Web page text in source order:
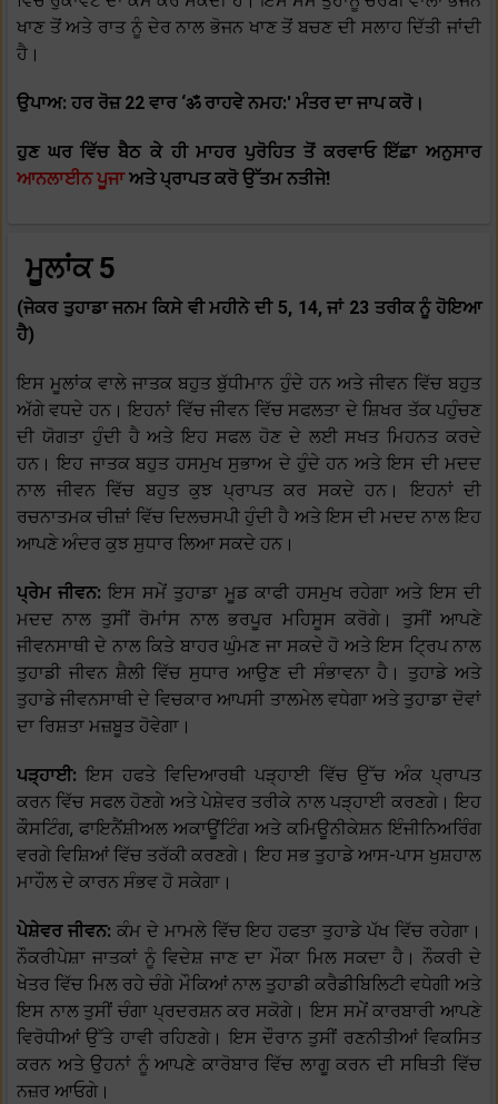
ਖਾਣ ਤੋਂ ਅਤੇ ਰਾਤ ਨੂੰ ਦੇਰ ਨਾਲ ਭੋਜਨ ਖਾਣ ਤੋਂ ਬਚਣ ਦੀ ਸਲਾਹ ਦਿੱਤੀ ਜਾਂਦੀ
ਹੈ।
ਉਪਾਅ: ਹਰ ਰੋਜ਼ 22 ਵਾਰ ‘ॐ ਰਾਹਵੇ ਨਮਹ:' ਮੰਤਰ ਦਾ ਜਾਪ ਕਰੋ।
ਹੁਣ ਘਰ ਵਿੱਚ ਬੈਠ ਕੇ ਹੀ ਮਾਹਰ ਪੁਰੋਹਿਤ ਤੋਂ ਕਰਵਾਓ ਇੱਛਾ ਅਨੁਸਾਰ
ਆਨਲਾਈਨ ਪੂਜਾਅਤੇ ਪ੍ਰਾਪਤ ਕਰੋ ਉੱਤਮ ਨਤੀਜੇ!
ਮੂਲਾਂਕ 5
(ਜੇਕਰ ਤੁਹਾਡਾ ਜਨਮ ਕਿਸੇ ਵੀ ਮਹੀਨੇ ਦੀ 5, 14, ਜਾਂ 23 ਤਰੀਕ ਨੂੰ ਹੋਇਆ
ਹੈ)
ਇਸ ਮੂਲਾਂਕ ਵਾਲੇ ਜਾਤਕ ਬਹੁਤ ਬੁੱਧੀਮਾਨ ਹੁੰਦੇ ਹਨ ਅਤੇ ਜੀਵਨ ਵਿੱਚ ਬਹੁਤ
ਅੱਗੇ ਵਧਦੇ ਹਨ। ਇਹਨਾਂ ਵਿੱਚ ਜੀਵਨ ਵਿੱਚ ਸਫਲਤਾ ਦੇ ਸ਼ਿਖਰ ਤੱਕ ਪਹੁੰਚਣ
ਦੀ ਯੋਗਤਾ ਹੁੰਦੀ ਹੈ ਅਤੇ ਇਹ ਸਫਲ ਹੋਣ ਦੇ ਲਈ ਸਖਤ ਮਿਹਨਤ ਕਰਦੇ
ਹਨ। ਇਹ ਜਾਤਕ ਬਹੁਤ ਹਸਮੁਖ ਸੁਭਾਅ ਦੇ ਹੁੰਦੇ ਹਨ ਅਤੇ ਇਸ ਦੀ ਮਦਦ
ਨਾਲ ਜੀਵਨ ਵਿੱਚ ਬਹੁਤ ਕੁਝ ਪ੍ਰਾਪਤ ਕਰ ਸਕਦੇ ਹਨ। ਇਹਨਾਂ ਦੀ
ਰਚਨਾਤਮਕ ਚੀਜ਼ਾਂ ਵਿੱਚ ਦਿਲਚਸਪੀ ਹੁੰਦੀ ਹੈ ਅਤੇ ਇਸ ਦੀ ਮਦਦ ਨਾਲ ਇਹ
ਆਪਣੇ ਅੰਦਰ ਕੁਝ ਸੁਧਾਰ ਲਿਆ ਸਕਦੇ ਹਨ।
ਪ੍ਰੇਮ ਜੀਵਨ:ਇਸ ਸਮੇਂ ਤੁਹਾਡਾ ਮੂਡ ਕਾਫੀ ਹਸਮੁਖ ਰਹੇਗਾ ਅਤੇ ਇਸ ਦੀ
ਮਦਦ ਨਾਲ ਤੁਸੀਂ ਰੋਮਾਂਸ ਨਾਲ ਭਰਪੂਰ ਮਹਿਸੂਸ ਕਰੋਗੇ। ਤੁਸੀਂ ਆਪਣੇ
ਜੀਵਨਸਾਥੀ ਦੇ ਨਾਲ ਕਿਤੇ ਬਾਹਰ ਘੁੰਮਣ ਜਾ ਸਕਦੇ ਹੋ ਅਤੇ ਇਸ ਟ੍ਰਿਪ ਨਾਲ
ਤੁਹਾਡੀ ਜੀਵਨ ਸ਼ੈਲੀ ਵਿੱਚ ਸੁਧਾਰ ਆਉਣ ਦੀ ਸੰਭਾਵਨਾ ਹੈ। ਤੁਹਾਡੇ ਅਤੇ
ਤੁਹਾਡੇ ਜੀਵਨਸਾਥੀ ਦੇ ਵਿਚਕਾਰ ਆਪਸੀ ਤਾਲਮੇਲ ਵਧੇਗਾ ਅਤੇ ਤੁਹਾਡਾ ਦੋਵਾਂ
ਦਾ ਰਿਸ਼ਤਾ ਮਜ਼ਬੂਤ ਹੋਵੇਗਾ।
ਪੜ੍ਹਾਈ:ਇਸ ਹਫਤੇ ਵਿਦਿਆਰਥੀ ਪੜ੍ਹਾਈ ਵਿੱਚ ਉੱਚ ਅੰਕ ਪ੍ਰਾਪਤ
ਕਰਨ ਵਿੱਚ ਸਫਲ ਹੋਣਗੇ ਅਤੇ ਪੇਸ਼ੇਵਰ ਤਰੀਕੇ ਨਾਲ ਪੜ੍ਹਾਈ ਕਰਣਗੇ। ਇਹ
ਕੌਸਟਿੰਗ, ਫਾਇਨੈਂਸ਼ੀਅਲ ਅਕਾਊਂਟਿੰਗ ਅਤੇ ਕਮਿਊਨੀਕੇਸ਼ਨ ਇੰਜੀਨਿਅਰਿੰਗ
ਵਰਗੇ ਵਿਸ਼ਿਆਂ ਵਿੱਚ ਤਰੱਕੀ ਕਰਣਗੇ। ਇਹ ਸਭ ਤੁਹਾਡੇ ਆਸ-ਪਾਸ ਖੁਸ਼ਹਾਲ
ਮਾਹੌਲ ਦੇ ਕਾਰਨ ਸੰਭਵ ਹੋ ਸਕੇਗਾ।
ਪੇਸ਼ੇਵਰ ਜੀਵਨ: ਕੰਮ ਦੇ ਮਾਮਲੇ ਵਿੱਚ ਇਹ ਹਫਤਾ ਤੁਹਾਡੇ ਪੱਖ ਵਿੱਚ ਰਹੇਗਾ।
ਨੌਕਰੀਪੇਸ਼ਾ ਜਾਤਕਾਂ ਨੂੰ ਵਿਦੇਸ਼ ਜਾਣ ਦਾ ਮੌਕਾ ਮਿਲ ਸਕਦਾ ਹੈ। ਨੌਕਰੀ ਦੇ
ਖੇਤਰ ਵਿੱਚ ਮਿਲ ਰਹੇ ਚੰਗੇ ਮੌਕਿਆਂ ਨਾਲ ਤੁਹਾਡੀ ਕਰੈਡੀਬਿਲਿਟੀ ਵਧੇਗੀ ਅਤੇ
ਇਸ ਨਾਲ ਤੁਸੀਂ ਚੰਗਾ ਪ੍ਰਦਰਸ਼ਨ ਕਰ ਸਕੋਗੇ। ਇਸ ਸਮੇਂ ਕਾਰਬਾਰੀ ਆਪਣੇ
ਵਿਰੋਧੀਆਂ ਉੱਤੇ ਹਾਵੀ ਰਹਿਣਗੇ। ਇਸ ਦੌਰਾਨ ਤੁਸੀਂ ਰਣਨੀਤੀਆਂ ਵਿਕਸਿਤ
ਕਰਨ ਅਤੇ ਉਹਨਾਂ ਨੂੰ ਆਪਣੇ ਕਾਰੋਬਾਰ ਵਿੱਚ ਲਾਗੂ ਕਰਨ ਦੀ ਸਥਿਤੀ ਵਿੱਚ
ਨਜ਼ਰ ਆਓਗੇ।